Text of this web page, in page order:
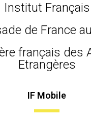
Institut Français
de France
français des
Etrangères
IF Mobile